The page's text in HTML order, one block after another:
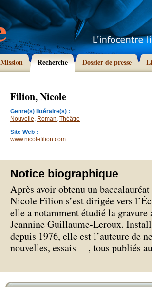
Mission Recherche Dossier de presse
Filion, Nicole
Genre(s) littéraire(s) :
Nouvelle, Roman, Théâtre
Site Web :
www.nicolefilion.com
Notice biographique
Après avoir obtenu un
Nicole Filion s’est dirigée vers
elle a notamment étudié la
Jeannine Guillaume-Leroux.
depuis 1976, elle est l’auteure de
nouvelles, essais —, tous publiés